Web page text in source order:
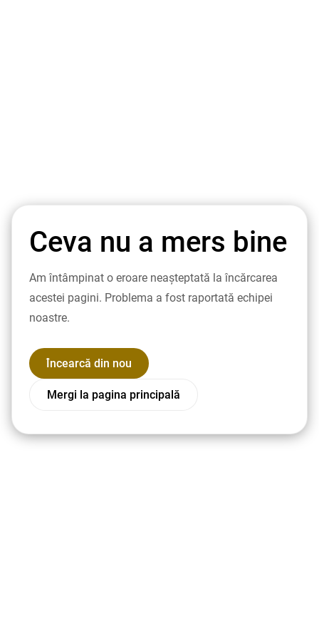
Ceva nu a mers bine
Am întâmpinat o eroare neașteptată la încărcarea
acestei pagini. Problema a fost raportată echipei
noastre.
Încearcă din nou
Mergi la pagina principală